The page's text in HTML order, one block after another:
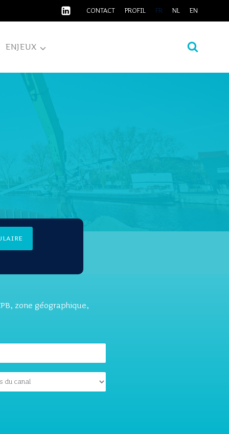
CONTACT PROFIL FR NL EN
ENJEUX
zone géographique,